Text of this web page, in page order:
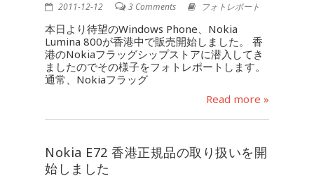
2011-12-12 3 Comments フォトレポート
本日より待望のWindows Phone、Nokia
Lumina 800が香港中で販売開始しました。 香
港のNokiaフラッグシップストアに潜入してき
ましたのでその様子をフォトレポートします。
通常、Nokiaフラッグ
Read more »
Nokia E72 香港正規品の取り扱いを開
始しました